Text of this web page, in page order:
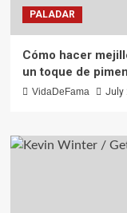
PALADAR
Cómo hacer
un toque de
VidaDeFama July